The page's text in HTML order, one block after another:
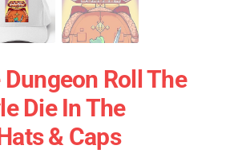
Dungeon Roll The
Die In The
& Caps